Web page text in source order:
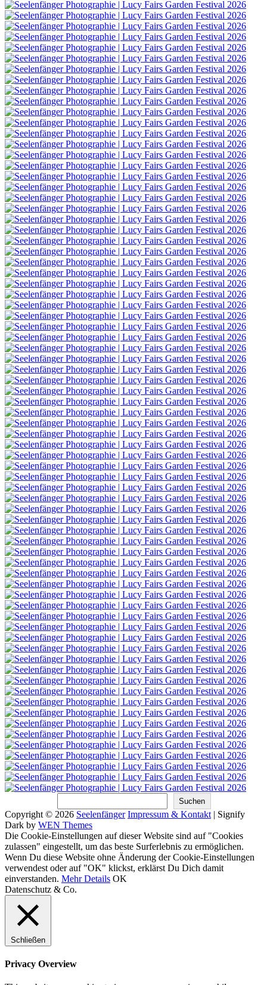
Suchen
Copyright © 2026 Seelenfänger Impressum & Kontakt | Signify
Dark by WEN Themes
Scroll
Up
Die Cookie-Einstellungen auf dieser Website sind auf "Cookies
zulassen" eingestellt, um das beste Surferlebnis zu ermöglichen.
Wenn Du diese Website ohne Änderung der Cookie-Einstellungen
verwendest oder auf "OK" klickst, erklärst Du Dich damit
einverstanden. Mehr Details OK
Datenschutz & Co.
Schließen
Privacy Overview